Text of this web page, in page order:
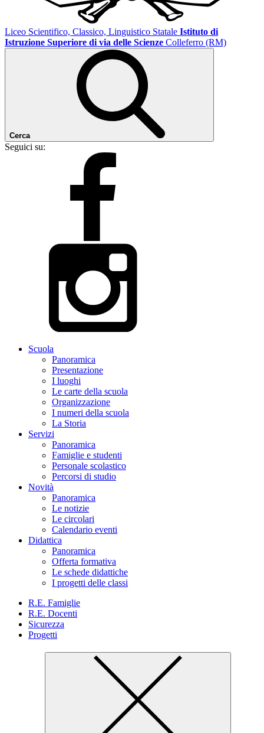
Liceo Scientifico, Classico, Linguistico Statale Istituto di
Istruzione Superiore di via delle Scienze Colleferro (RM)
Cerca
Seguici su:
Scuola
Panoramica
Presentazione
I luoghi
Le carte della scuola
Organizzazione
I numeri della scuola
La Storia
Servizi
Panoramica
Famiglie e studenti
Personale scolastico
Percorsi di studio
Novità
Panoramica
Le notizie
Le circolari
Calendario eventi
Didattica
Panoramica
Offerta formativa
Le schede didattiche
I progetti delle classi
R.E. Famiglie
R.E. Docenti
Sicurezza
Progetti